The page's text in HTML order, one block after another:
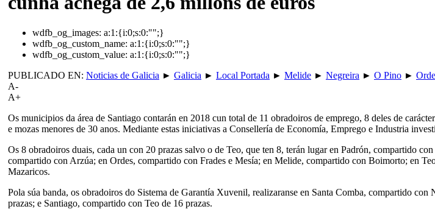
wdfb_og_images: a:1:{i:0;s:0:"";}
wdfb_og_custom_name: a:1:{i:0;s:0:"";}
wdfb_og_custom_value: a:1:{i:0;s:0:"";}
PUBLICADO EN: Noticias de Galicia ► Galicia ► Local Portada ► Melide ► Negreira ► O Pino ►
A-
A+
Os municipios da área de Santiago contarán en 2018 cun total de 11 obradoiros de emprego, 8 deles de
e mozas menores de 30 anos. Mediante estas iniciativas a Consellería de Economía, Emprego e Industria
Os 8 obradoiros duais, cada un con 20 prazas salvo o de Teo, que ten 8, terán lugar en Padrón, compartido
compartido con Arzúa; en Ordes, compartido con Frades e Mesía; en Melide, compartido con Boimorto; en
Mazaricos.
Pola súa banda, os obradoiros do Sistema de Garantía Xuvenil, realizaranse en Santa Comba, compartido
prazas; e Santiago, compartido con Teo de 16 prazas.